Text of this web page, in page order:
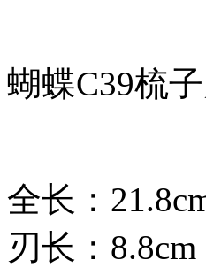
蝴蝶C39梳
全长：
刃长：8.8cm